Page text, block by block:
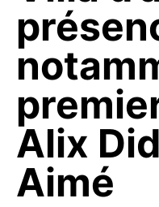
Alix
Aimé